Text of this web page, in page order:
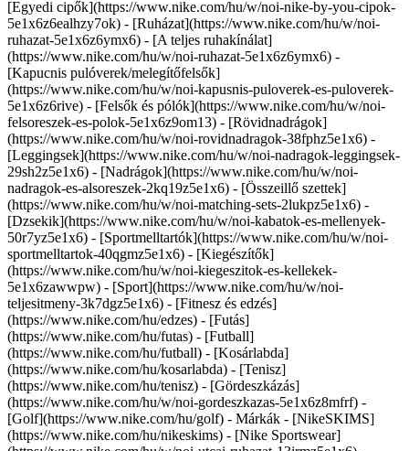
[Egyedi cipők](https://www.nike.com/hu/w/noi-nike-by-you-cipok-
5e1x6z6ealhzy7ok) - [Ruházat](https://www.nike.com/hu/w/noi-
ruhazat-5e1x6z6ymx6) - [A teljes ruhakínálat]
(https://www.nike.com/hu/w/noi-ruhazat-5e1x6z6ymx6) -
[Kapucnis pulóverek/melegítőfelsők]
(https://www.nike.com/hu/w/noi-kapusnis-puloverek-es-puloverek-
5e1x6z6rive) - [Felsők és pólók](https://www.nike.com/hu/w/noi-
felsoreszek-es-polok-5e1x6z9om13) - [Rövidnadrágok]
(https://www.nike.com/hu/w/noi-rovidnadragok-38fphz5e1x6) -
[Leggingsek](https://www.nike.com/hu/w/noi-nadragok-leggingsek-
29sh2z5e1x6) - [Nadrágok](https://www.nike.com/hu/w/noi-
nadragok-es-alsoreszek-2kq19z5e1x6) - [Összeillő szettek]
(https://www.nike.com/hu/w/noi-matching-sets-2lukpz5e1x6) -
[Dzsekik](https://www.nike.com/hu/w/noi-kabatok-es-mellenyek-
50r7yz5e1x6) - [Sportmelltartók](https://www.nike.com/hu/w/noi-
sportmelltartok-40qgmz5e1x6) - [Kiegészítők]
(https://www.nike.com/hu/w/noi-kiegeszitok-es-kellekek-
5e1x6zawwpw) - [Sport](https://www.nike.com/hu/w/noi-
teljesitmeny-3k7dgz5e1x6) - [Fitnesz és edzés]
(https://www.nike.com/hu/edzes) - [Futás]
(https://www.nike.com/hu/futas) - [Futball]
(https://www.nike.com/hu/futball) - [Kosárlabda]
(https://www.nike.com/hu/kosarlabda) - [Tenisz]
(https://www.nike.com/hu/tenisz) - [Gördeszkázás]
(https://www.nike.com/hu/w/noi-gordeszkazas-5e1x6z8mfrf) -
[Golf](https://www.nike.com/hu/golf) - Márkák - [NikeSKIMS]
(https://www.nike.com/hu/nikeskims) - [Nike Sportswear]